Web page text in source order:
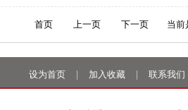
首页 上一页 下一页 当前
设为首页 | 加入收藏 | 联系我们